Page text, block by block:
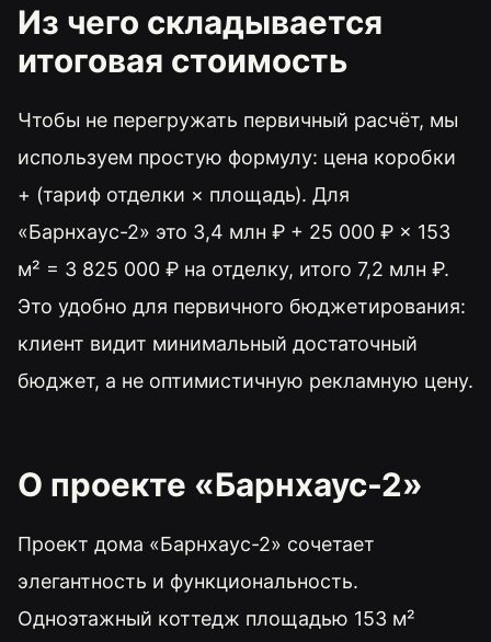
Из чего складывается
итоговая стоимость
Чтобы не перегружать первичный расчёт, мы
используем простую формулу: цена коробки
+ (тариф отделки × площадь). Для
«Барнхаус-2» это 3,4 млн ₽ + 25 000 ₽ × 153
м² = 3 825 000 ₽ на отделку, итого 7,2 млн ₽.
Это удобно для первичного бюджетирования:
клиент видит минимальный достаточный
бюджет, а не оптимистичную рекламную цену.
О проекте «Барнхаус-2»
Проект дома «Барнхаус-2» сочетает
элегантность и функциональность.
Одноэтажный коттедж площадью 153 м²